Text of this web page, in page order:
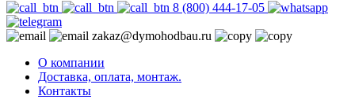
8 (800) 444-17-05
zakaz@dymohodbau.ru
О компании
Доставка, оплата, монтаж.
Контакты